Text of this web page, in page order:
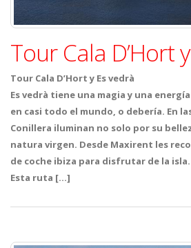
Tour Cala D’Hort
Tour Cala D’Hort y Es vedrà
Es vedrà tiene una magia y una
en casi todo el mundo, o debería. En
Conillera iluminan no solo por su
natura virgen. Desde Maxirent les
de coche ibiza para disfrutar de la isla.
Esta ruta […]